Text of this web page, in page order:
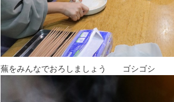
蕪をみんなでおろしましょう ゴシゴシ